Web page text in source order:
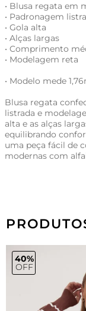
• Blusa regata em
• Padronagem
• Gola alta
• Alças largas
• Comprimento
• Modelagem reta
• Modelo mede
Blusa regata
listrada e
alta e as alças
equilibrando
uma peça fácil de
modernas com
40%
OFF